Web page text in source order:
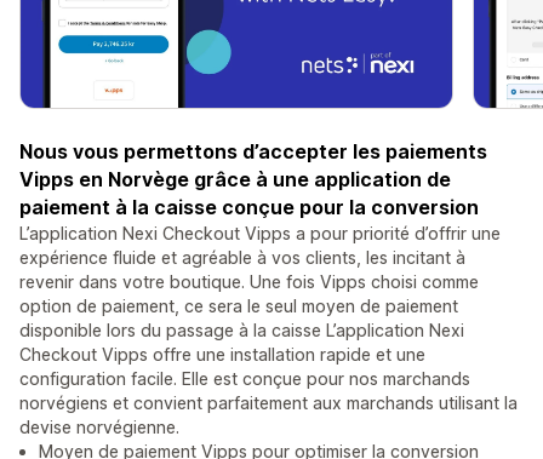
Nous vous permettons d’accepter les paiements
Vipps en Norvège grâce à une application de
paiement à la caisse conçue pour la conversion
L’application Nexi Checkout Vipps a pour priorité d’offrir une
expérience fluide et agréable à vos clients, les incitant à
revenir dans votre boutique. Une fois Vipps choisi comme
option de paiement, ce sera le seul moyen de paiement
disponible lors du passage à la caisse L’application Nexi
Checkout Vipps offre une installation rapide et une
configuration facile. Elle est conçue pour nos marchands
norvégiens et convient parfaitement aux marchands utilisant la
devise norvégienne.
Moyen de paiement Vipps pour optimiser la conversion